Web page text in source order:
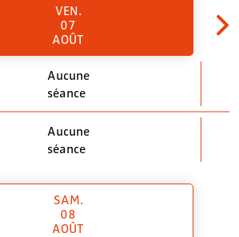
VEN.
07
AOÛT
Aucune
séance
Aucune
séance
SAM.
08
AOÛT